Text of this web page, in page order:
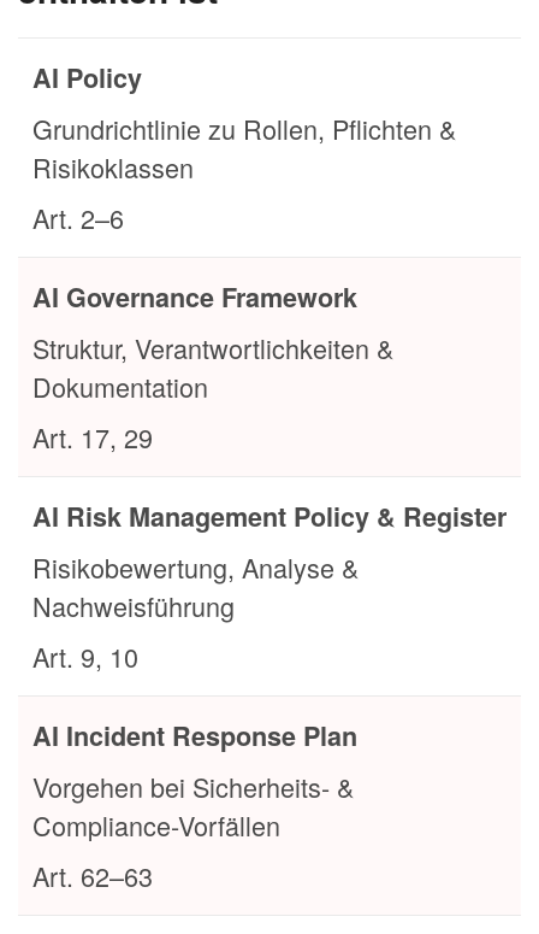
AI Policy
Grundrichtlinie zu Rollen, Pflichten &
Risikoklassen
Art. 2–6
AI Governance Framework
Struktur, Verantwortlichkeiten &
Dokumentation
Art. 17, 29
AI Risk Management Policy & Register
Risikobewertung, Analyse &
Nachweisführung
Art. 9, 10
AI Incident Response Plan
Vorgehen bei Sicherheits- &
Compliance-Vorfällen
Art. 62–63